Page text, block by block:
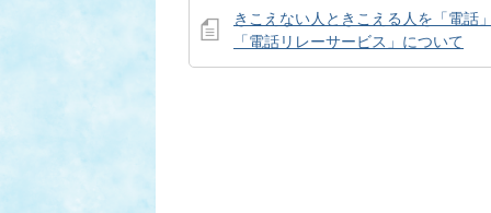
きこえない人ときこえる人を「電話
「電話リレーサービス」について